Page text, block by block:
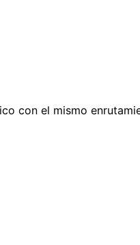
con el mismo